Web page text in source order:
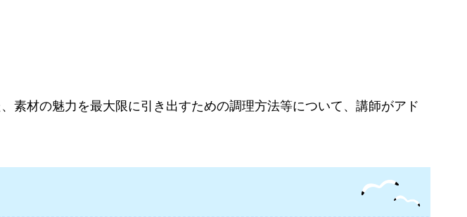
素材の魅力を最大限に引き出すための調理方法等について、講師がアド